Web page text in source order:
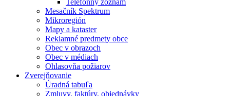
Telefónny zoznam
Mesačník Spektrum
Mikroregión
Mapy a kataster
Reklamné predmety obce
Obec v obrazoch
Obec v médiach
Ohlasovňa požiarov
Zverejňovanie
Úradná tabuľa
Zmluvy, faktúry, objednávky